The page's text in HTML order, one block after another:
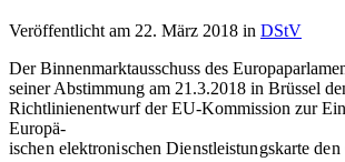
Veröffentlicht am 22. März 2018 in DStV
Der Binnenmarktausschuss des
seiner Abstimmung am 21.3.2018 in Brüssel
Richtlinienentwurf der EU-Kommission zur
Europä-
ischen elektronischen Dienstleistungskarte den